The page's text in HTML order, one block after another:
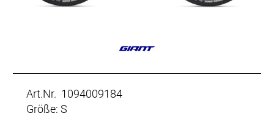
Art.Nr. 1094009184
Größe: S